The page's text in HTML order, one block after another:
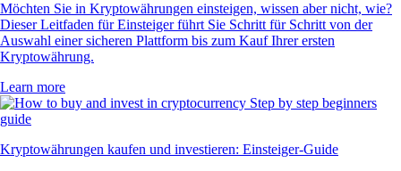
Möchten Sie in Kryptowährungen einsteigen, wissen aber nicht, wie?
Dieser Leitfaden für Einsteiger führt Sie Schritt für Schritt von der
Auswahl einer sicheren Plattform bis zum Kauf Ihrer ersten
Kryptowährung.
Learn more
Kryptowährungen kaufen und investieren: Einsteiger-Guide